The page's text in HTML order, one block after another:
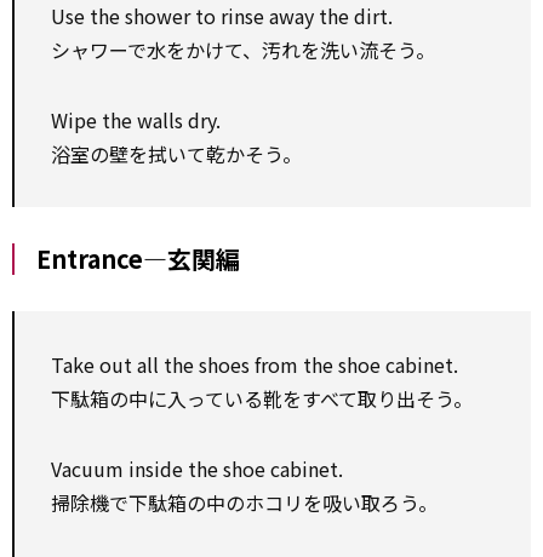
Use the shower to rinse away the dirt.
シャワーで水をかけて、汚れを洗い流そう。
Wipe the walls dry.
浴室の壁を拭いて乾かそう。
Entrance―玄関編
Take out all the shoes from the shoe cabinet.
下駄箱の中に入っている靴をすべて取り出そう。
Vacuum inside the shoe cabinet.
掃除機で下駄箱の中のホコリを吸い取ろう。